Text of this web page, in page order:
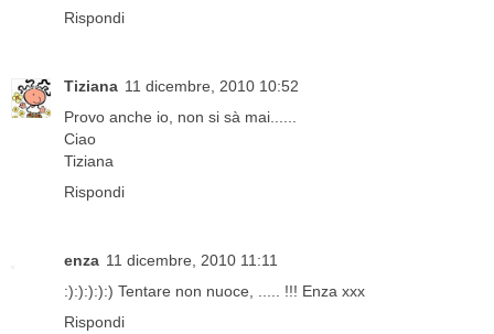
Rispondi
Tiziana 11 dicembre, 2010 10:52
Provo anche io, non si sà mai......
Ciao
Tiziana
Rispondi
enza 11 dicembre, 2010 11:11
:):):):):) Tentare non nuoce, ..... !!! Enza xxx
Rispondi